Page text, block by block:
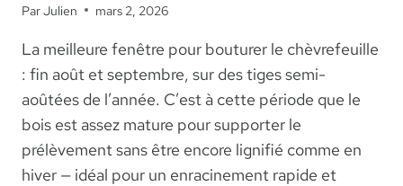
ParJulien mars 2, 2026
La meilleure fenêtre pour bouturer le chèvrefeuille
: fin août et septembre, sur des tiges semi-
aoûtées de l’année. C’est à cette période que le
bois est assez mature pour supporter le
prélèvement sans être encore lignifié comme en
hiver — idéal pour un enracinement rapide et